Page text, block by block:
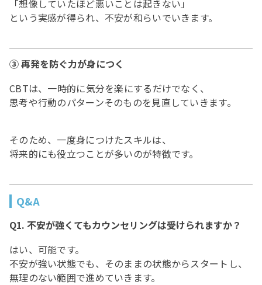
「想像していたほど悪いことは起きない」
という実感が得られ、不安が和らいでいきます。
③ 再発を防ぐ力が身につく
CBTは、一時的に気分を楽にするだけでなく、
思考や行動のパターンそのものを見直していきます。
そのため、一度身につけたスキルは、
将来的にも役立つことが多いのが特徴です。
Q&A
Q1. 不安が強くてもカウンセリングは受けられますか？
はい、可能です。
不安が強い状態でも、そのままの状態からスタートし、
無理のない範囲で進めていきます。